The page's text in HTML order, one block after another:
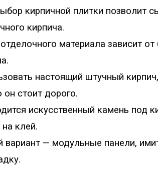
кирпичной плитки позволит
кирпича.
материала зависит
настоящий штучный
он стоит дорого.
искусственный камень под
клей.
вариант — модульные панели,